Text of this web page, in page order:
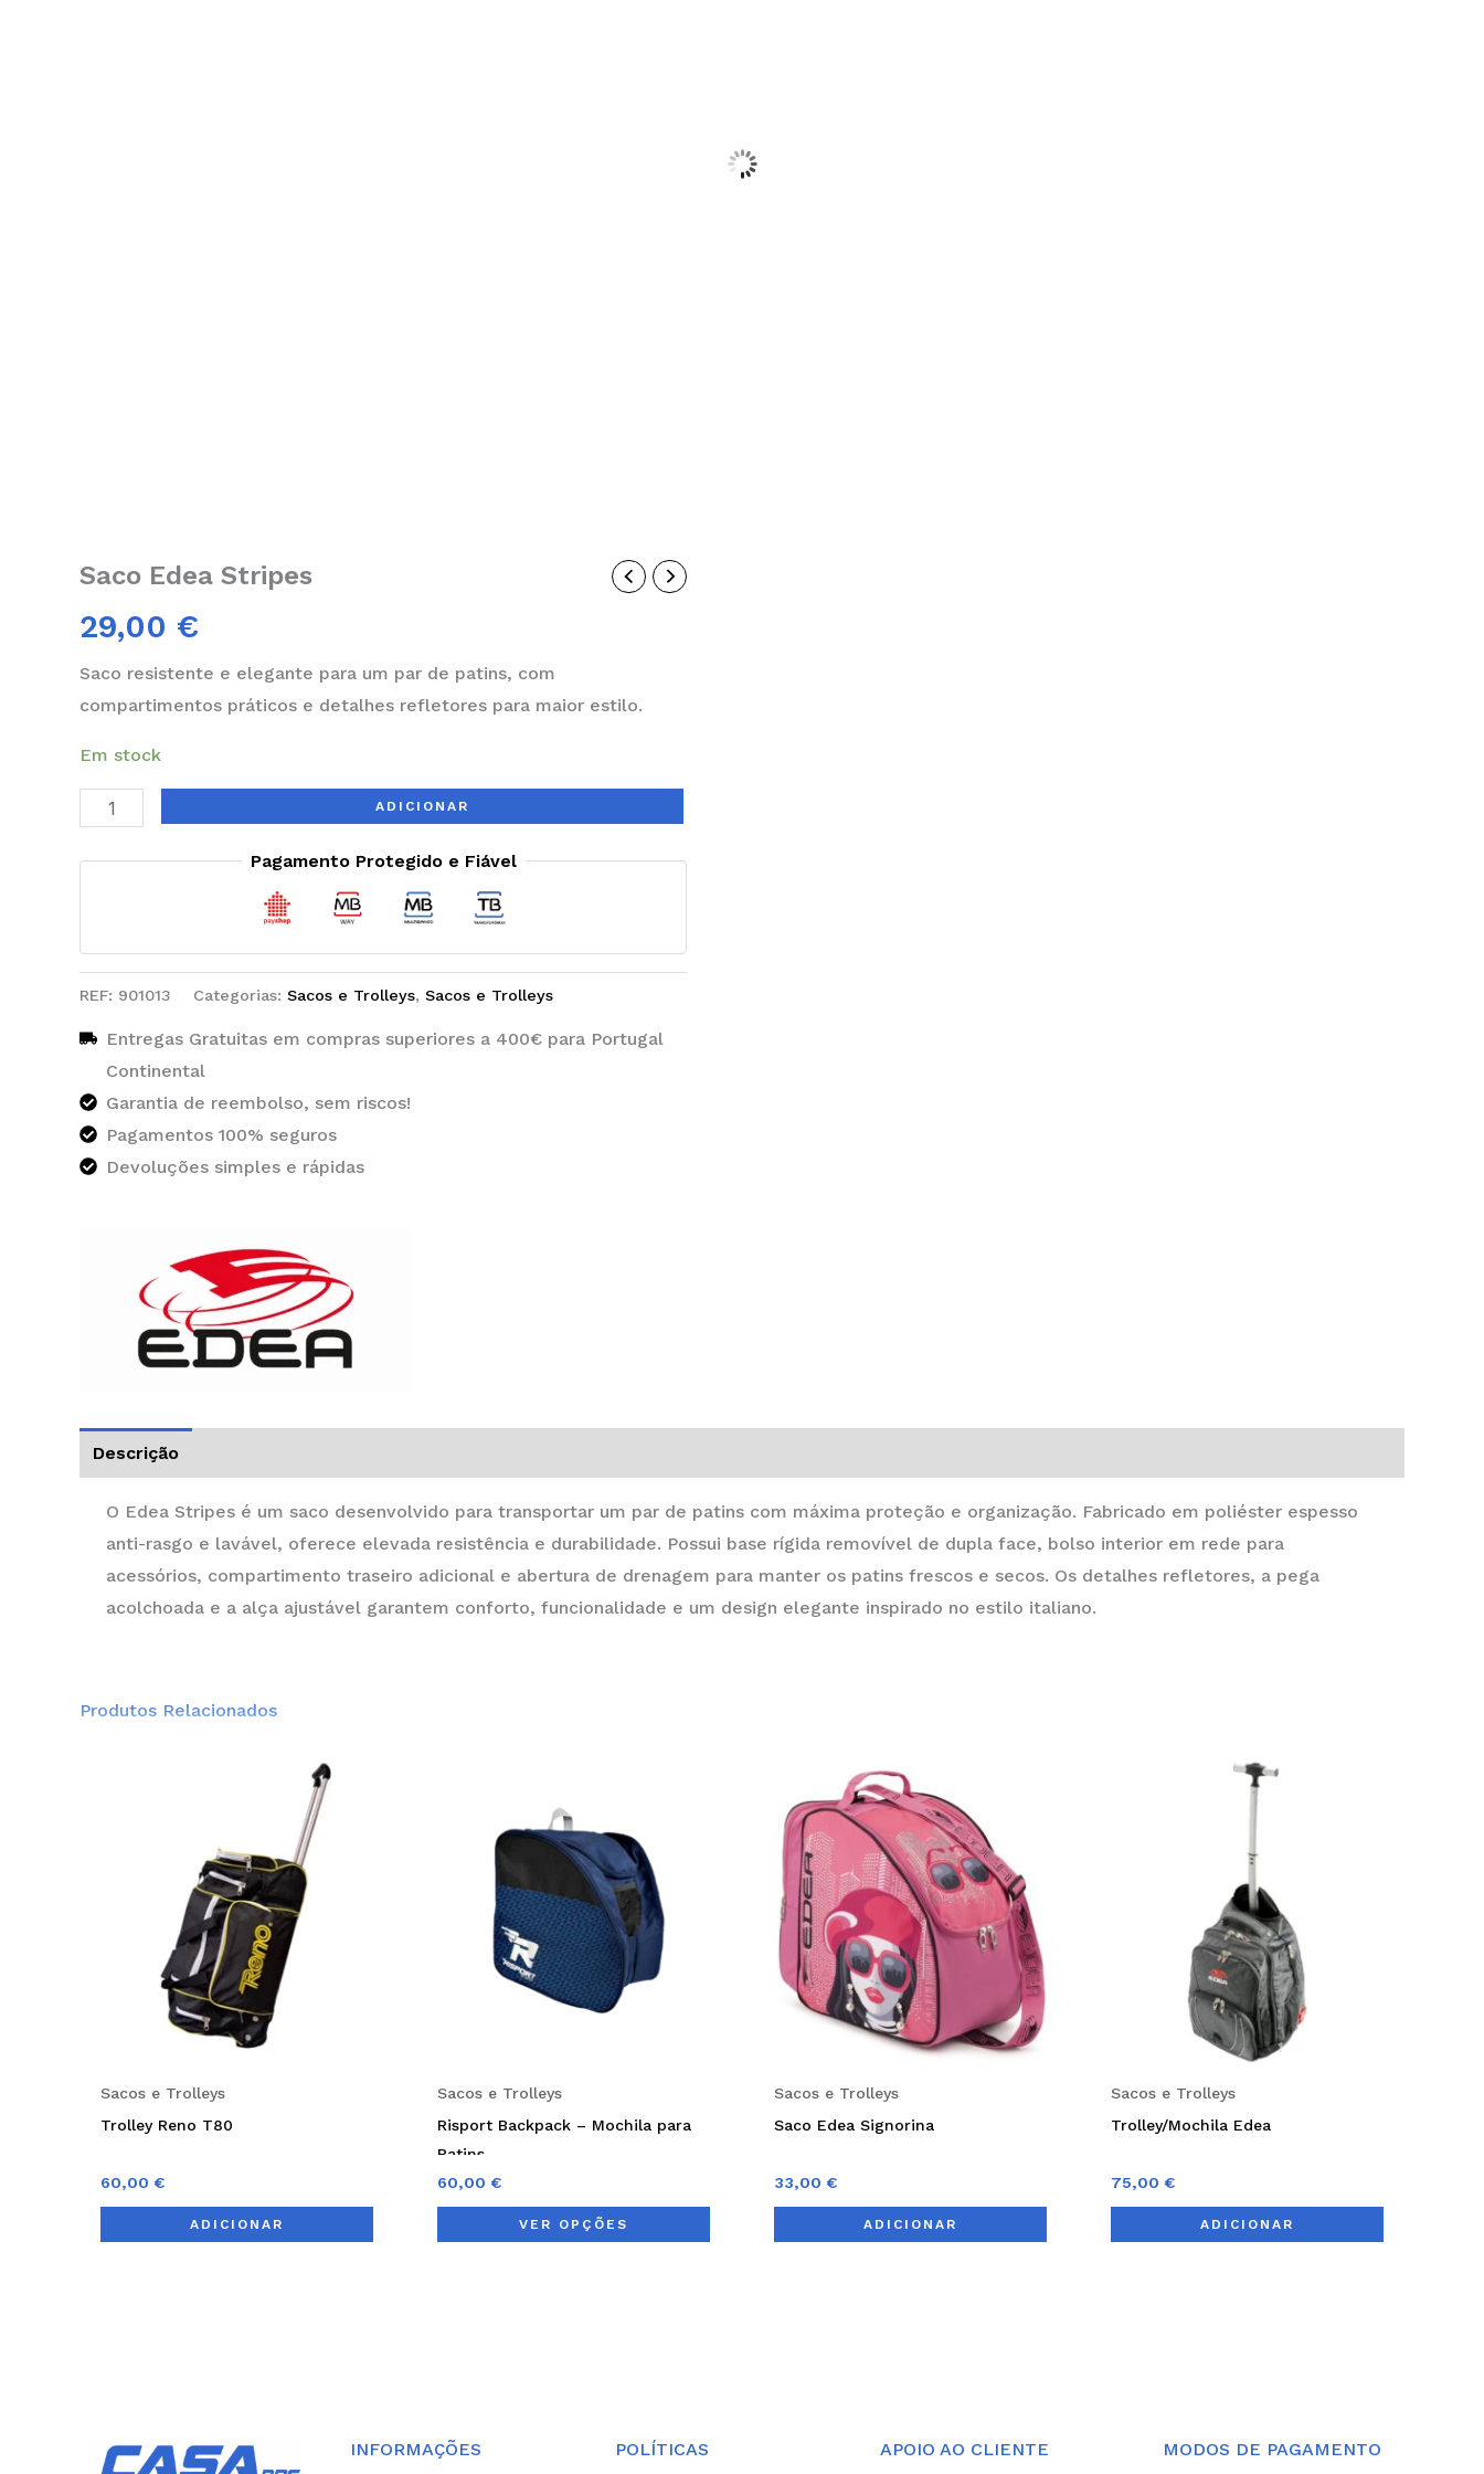
Saco Edea Stripes
29,00 €
Saco resistente e elegante para um par de patins, com
compartimentos práticos e detalhes refletores para maior estilo.
Em stock
ADICIONAR
Pagamento Protegido e Fiável
REF: 901013 Categorias: Sacos e Trolleys, Sacos e Trolleys
Entregas Gratuitas em compras superiores a 400€ para Portugal
Continental
Garantia de reembolso, sem riscos!
Pagamentos 100% seguros
Devoluções simples e rápidas
Descrição
O Edea Stripes é um saco desenvolvido para transportar um par de patins com máxima proteção e organização. Fabricado em poliéster espesso
anti-rasgo e lavável, oferece elevada resistência e durabilidade. Possui base rígida removível de dupla face, bolso interior em rede para
acessórios, compartimento traseiro adicional e abertura de drenagem para manter os patins frescos e secos. Os detalhes refletores, a pega
acolchoada e a alça ajustável garantem conforto, funcionalidade e um design elegante inspirado no estilo italiano.
Produtos Relacionados
Sacos e Trolleys
Trolley Reno T80
60,00 €
ADICIONAR
Sacos e Trolleys
Risport Backpack – Mochila para
Patins
60,00 €
VER OPÇÕES
Sacos e Trolleys
Saco Edea Signorina
33,00 €
ADICIONAR
Sacos e Trolleys
Trolley/Mochila Edea
75,00 €
ADICIONAR
INFORMAÇÕES POLÍTICAS APOIO AO CLIENTE MODOS DE PAGAMENTO